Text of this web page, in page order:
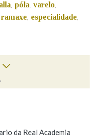
, póla, varelo,
ramaxe, especialidade,
da Real Academia